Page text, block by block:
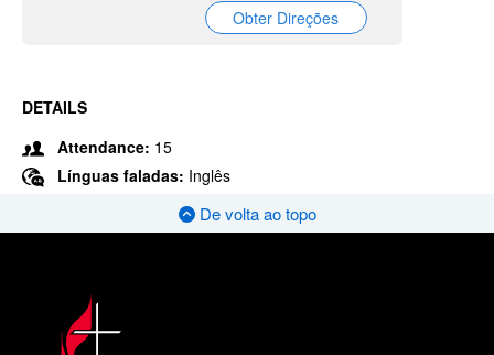
Obter Direções
DETAILS
Attendance: 15
Línguas faladas: Inglês
De volta ao topo